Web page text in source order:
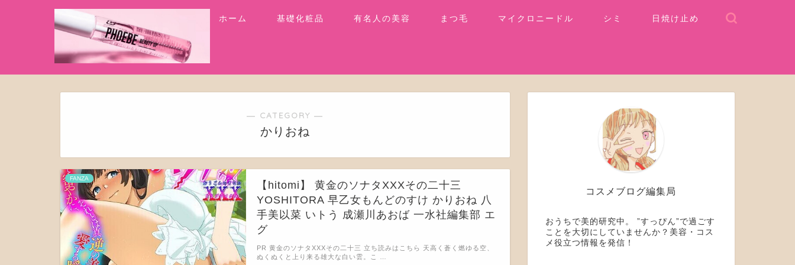
ホーム 基礎化粧品 有名人の美容 まつ毛 マイクロニードル シミ 日焼け止め
― CATEGORY ―
かりおね
FANZA
【hitomi】 黄金のソナタXXXその二十三
YOSHITORA 早乙女もんどのすけ かりおね 八
手美以菜 いトう 成瀬川あおば 一水社編集部 エ
グ
PR 黄金のソナタXXXその二十三 立ち読みはこちら 天高く蒼く燃ゆる空、
ぬくぬくと上り来る雄大な白い雲。こ …
コスメブログ編集局
おうちで美的研究中。 ”すっぴん”で過ごす
ことを大切にしていませんか？美容・コス
メ役立つ情報を発信！